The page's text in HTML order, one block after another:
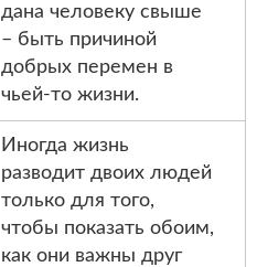
дана человеку свыше
– быть причиной
добрых перемен в
чьей-то жизни.
Иногда жизнь
разводит двоих людей
только для того,
чтобы показать обоим,
как они важны друг